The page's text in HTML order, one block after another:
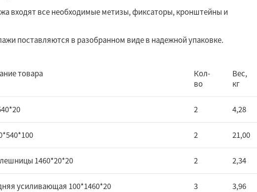
входят все необходимые метизы, фиксаторы, кронштейны и
поставляются в разобранном виде в надежной упаковке.
товара
Кол-
во
Вес,
кг
2 4,28
2 21,00
1460*20*20 2 2,34
усиливающая 100*1460*20 3 3,96